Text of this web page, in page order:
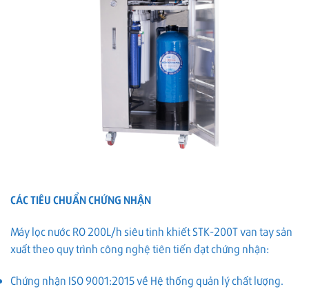
CÁC TIÊU CHUẨN CHỨNG NHẬN
Máy lọc nước RO 200L/h siêu tinh khiết STK-200T van tay sản
xuất theo quy trình công nghệ tiên tiến đạt chứng nhận:
Chứng nhận ISO 9001:2015 về Hệ thống quản lý chất lượng.